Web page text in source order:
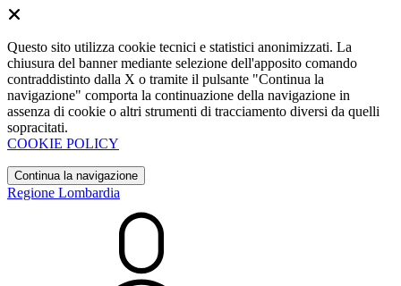
Questo sito utilizza cookie tecnici e statistici anonimizzati. La
chiusura del banner mediante selezione dell'apposito comando
contraddistinto dalla X o tramite il pulsante "Continua la
navigazione" comporta la continuazione della navigazione in
assenza di cookie o altri strumenti di tracciamento diversi da quelli
sopracitati.
COOKIE POLICY
Continua la navigazione
Regione Lombardia